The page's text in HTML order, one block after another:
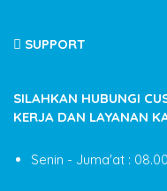
SUPPORT
SILAHKAN HUBUNGI
KERJA DAN LAYANAN
Senin - Juma'at :